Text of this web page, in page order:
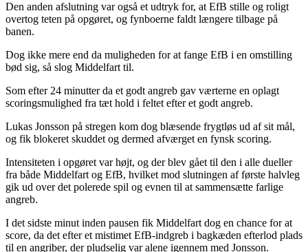
Den anden afslutning var også et udtryk for, at EfB stille og roligt
overtog teten på opgøret, og fynboerne faldt længere tilbage på
banen.
Dog ikke mere end da muligheden for at fange EfB i en omstilling
bød sig, så slog Middelfart til.
Som efter 24 minutter da et godt angreb gav værterne en oplagt
scoringsmulighed fra tæt hold i feltet efter et godt angreb.
Lukas Jonsson på stregen kom dog blæsende frygtløs ud af sit mål,
og fik blokeret skuddet og dermed afværget en fynsk scoring.
Intensiteten i opgøret var højt, og der blev gået til den i alle dueller
fra både Middelfart og EfB, hvilket mod slutningen af første halvleg
gik ud over det polerede spil og evnen til at sammensætte farlige
angreb.
I det sidste minut inden pausen fik Middelfart dog en chance for at
score, da det efter et mistimet EfB-indgreb i bagkæden efterlod plads
til en angriber, der pludselig var alene igennem med Jonsson.